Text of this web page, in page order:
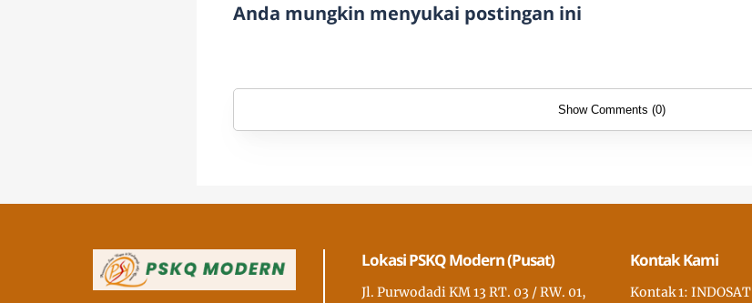
Anda mungkin menyukai postingan ini
Show Comments (0)
Lokasi PSKQ Modern (Pusat)
Jl. Purwodadi KM 13 RT. 03 / RW. 01,
Kontak Kami
Kontak 1: INDOSAT